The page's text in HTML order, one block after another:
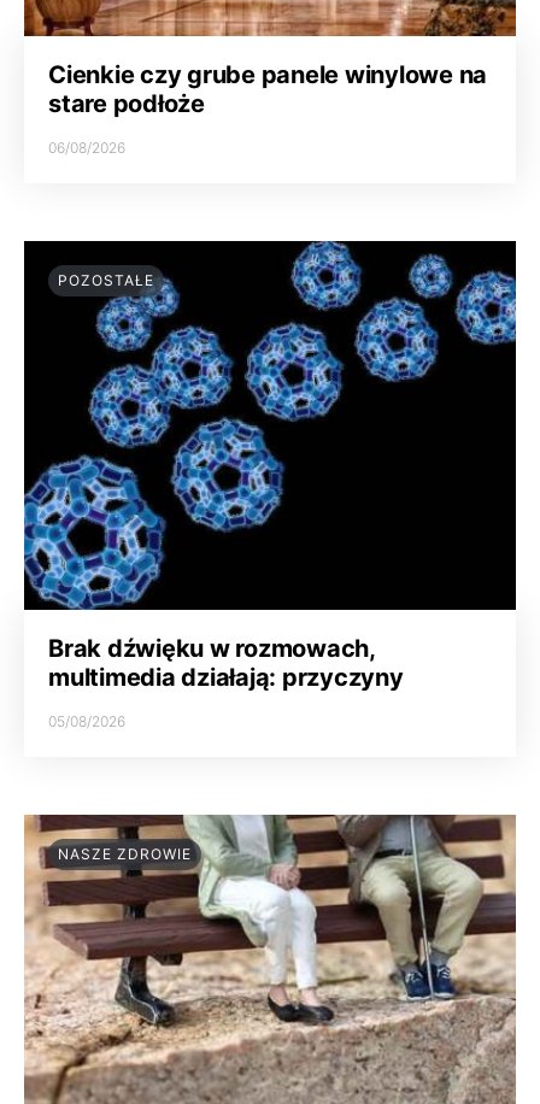
Cienkie czy grube panele winylowe na
stare podłoże
06/08/2026
POZOSTAŁE
Brak dźwięku w rozmowach,
multimedia działają: przyczyny
05/08/2026
NASZE ZDROWIE